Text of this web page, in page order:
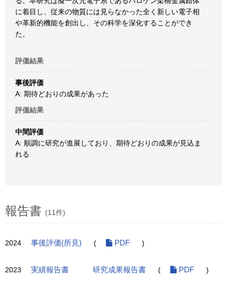
に着目し、従来の物質には見らなかった全く新しい電子相
や革新的機能を創出し、その科学を深化することができ
た。
評価結果
事後評価
A: 期待どおりの成果があった
評価結果
中間評価
A: 順調に研究が進展しており、期待どおりの成果が見込ま
れる
報告書 (11件)
2024 事後評価(所見) ( PDF )
2023 実績報告書 研究成果報告書 ( PDF )